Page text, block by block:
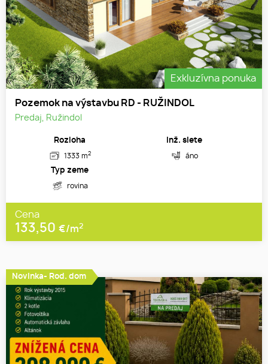
Exkluzívna ponuka
Pozemok na výstavbu RD - RUŽINDOL
Predaj, Ružindol
Rozloha
1333 m2
Inž. siete
áno
Typ zeme
rovina
Cena
133,50 €/m2
Novinka- Rod. dom